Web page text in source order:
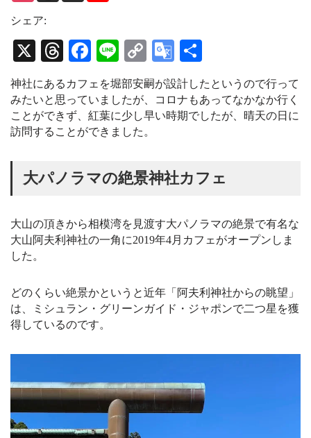
t
g
a
d
b
e
C
a
n
n
e
シェア:
X
T
hr
ea
ds
Fa
ce
bo
ok
Li
ne
C
op
y
Li
nk
G
oo
gl
e
sl
e
有
神社にあるカフェを堀部安嗣が設計したというので行って
みたいと思っていましたが、コロナもあってなかなか行く
ことができず、紅葉に少し早い時期でしたが、晴天の日に
訪問することができました。
大パノラマの絶景神社カフェ
大山の頂きから相模湾を見渡す大パノラマの絶景で有名な
大山阿夫利神社の一角に2019年4月カフェがオープンしま
した。
どのくらい絶景かというと近年「阿夫利神社からの眺望」
は、ミシュラン・グリーンガイド・ジャポンで二つ星を獲
得しているのです。